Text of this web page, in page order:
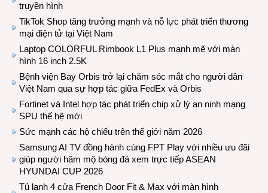
truyền hình
TikTok Shop tăng trưởng mạnh và nỗ lực phát triển thương
mại điện tử tại Việt Nam
Laptop COLORFUL Rimbook L1 Plus mạnh mẽ với màn
hình 16 inch 2.5K
Bệnh viện Bay Orbis trở lại chăm sóc mắt cho người dân
Việt Nam qua sự hợp tác giữa FedEx và Orbis
Fortinet và Intel hợp tác phát triển chip xử lý an ninh mạng
SPU thế hệ mới
Sức mạnh các hộ chiếu trên thế giới năm 2026
Samsung AI TV đồng hành cùng FPT Play với nhiều ưu đãi
giúp người hâm mộ bóng đá xem trực tiếp ASEAN
HYUNDAI CUP 2026
Tủ lạnh 4 cửa French Door Fit & Max với màn hình